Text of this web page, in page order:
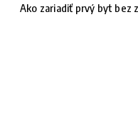
Ako zariadiť prvý byt bez